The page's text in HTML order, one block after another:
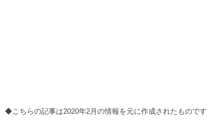
◆こちらの記事は2020年2月の情報を元に作成されたものです